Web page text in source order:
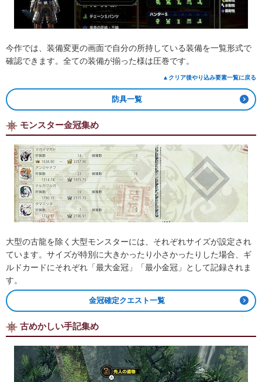
今作では、装備変更の画面で自分の所持している装備を一覧形式で
確認できます。全ての装備が揃った様は圧巻です。
▲クリア後やり込み要素一覧に戻る
防具一覧
モンスター金冠集め
大型の古龍を除く大型モンスターには、それぞれサイズが設定され
ています。サイズが特別に大きかったり小さかったりした場合、ギ
ルドカードにそれぞれ「最大金冠」「最小金冠」として記録されま
す。
金冠確定クエスト一覧
古めかしい手記集め